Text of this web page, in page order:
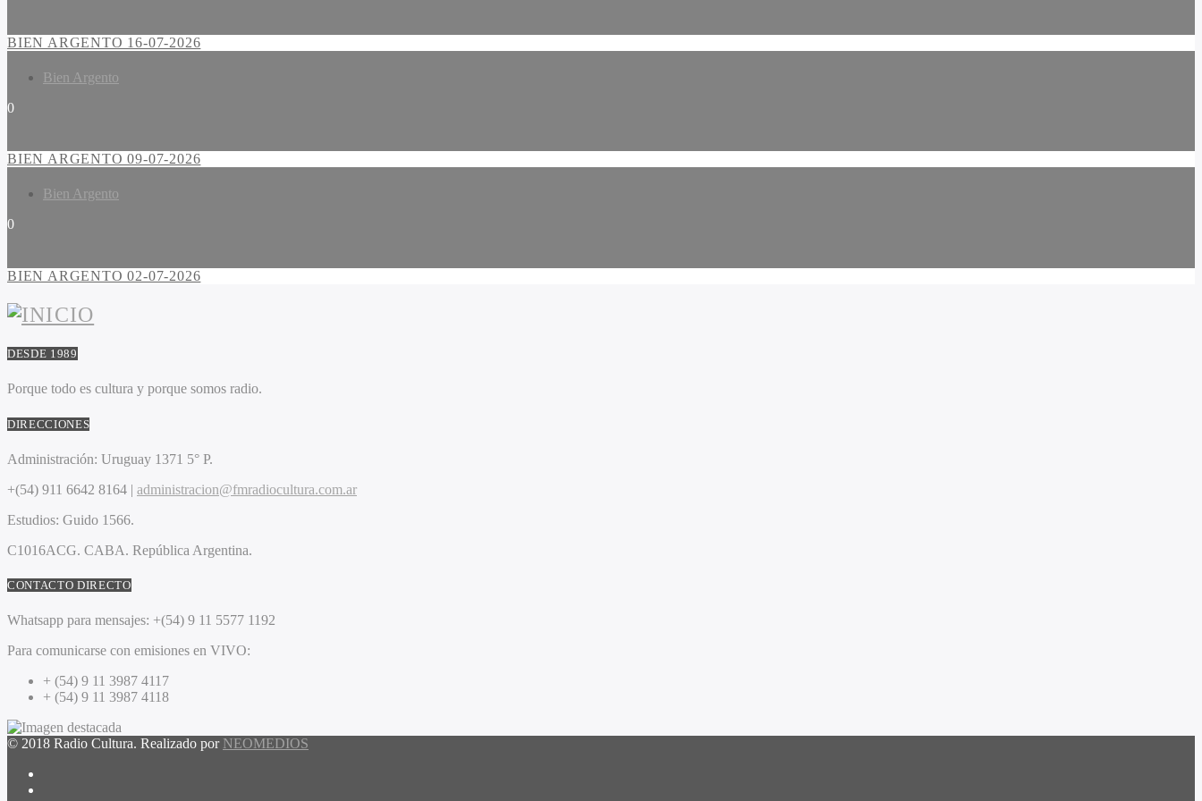
BIEN ARGENTO 16-07-2026
Bien Argento
0
BIEN ARGENTO 09-07-2026
Bien Argento
0
BIEN ARGENTO 02-07-2026
DESDE 1989
Porque todo es cultura y porque somos radio.
DIRECCIONES
Administración: Uruguay 1371 5° P.
+(54) 911 6642 8164 | administracion@fmradiocultura.com.ar
Estudios: Guido 1566.
C1016ACG. CABA. República Argentina.
CONTACTO DIRECTO
Whatsapp para mensajes: +(54) 9 11 5577 1192
Para comunicarse con emisiones en VIVO:
+ (54) 9 11 3987 4117
+ (54) 9 11 3987 4118
© 2018 Radio Cultura. Realizado por NEOMEDIOS